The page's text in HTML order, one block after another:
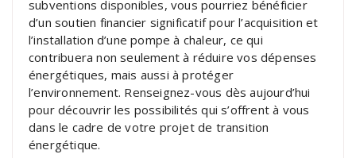
subventions disponibles, vous pourriez bénéficier
d’un soutien financier significatif pour l’acquisition et
l’installation d’une pompe à chaleur, ce qui
contribuera non seulement à réduire vos dépenses
énergétiques, mais aussi à protéger
l’environnement. Renseignez-vous dès aujourd’hui
pour découvrir les possibilités qui s’offrent à vous
dans le cadre de votre projet de transition
énergétique.